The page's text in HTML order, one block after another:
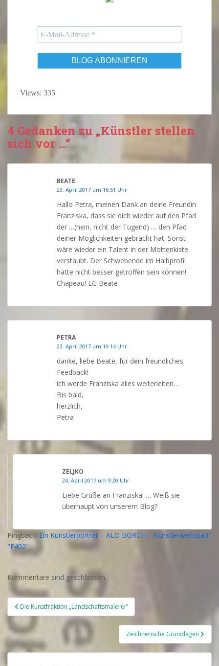
Views: 335
4 Gedanken zu „Künstler stellen
sich vor …“
BEATE
23. April 2017 um 16:51 Uhr
Hallo Petra, meinen Dank an deine Freundin
Franziska, dass sie dich wieder auf den Pfad
der …(nein, nicht der Tugend) … den Pfad
deiner Möglichkeiten gebracht hat. Sonst
wäre wieder ein Talent in der Mottenkiste
verstaubt. Der Schwebende im Halbprofil
hätte nicht besser getroffen sein können!
Chapeau! LG Beate
PETRA
23. April 2017 um 19:14 Uhr
danke, liebe Beate, für dein freundliches
Feedback!
ich werde Franziska alles weiterleiten…
Bis bald,
herzlich,
Petra
ZELJKO
24. April 2017 um 9:20 Uhr
Liebe Grüße an Franziska! … Weiß sie
überhaupt von unserem Blog?
Pingback: Ein Künstlerporträt – ALO BORCH – Künstlerwerkstatt
"F402"
Kommentare sind geschlossen.
Beitragsnavigation
Die Kunstfraktion „Landschaftsmalerei“
Zeichnerische Grundlagen